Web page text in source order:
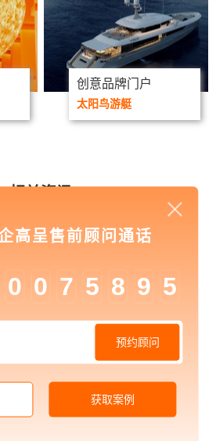
创意品牌门户
太阳鸟游艇
必须要注意的几点事项
什么进行设计
招让你的网站与众不同
高呈售前顾问通话
0 0 7 5 8 9 5
预约顾问
获取案例